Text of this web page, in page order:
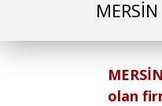
olan